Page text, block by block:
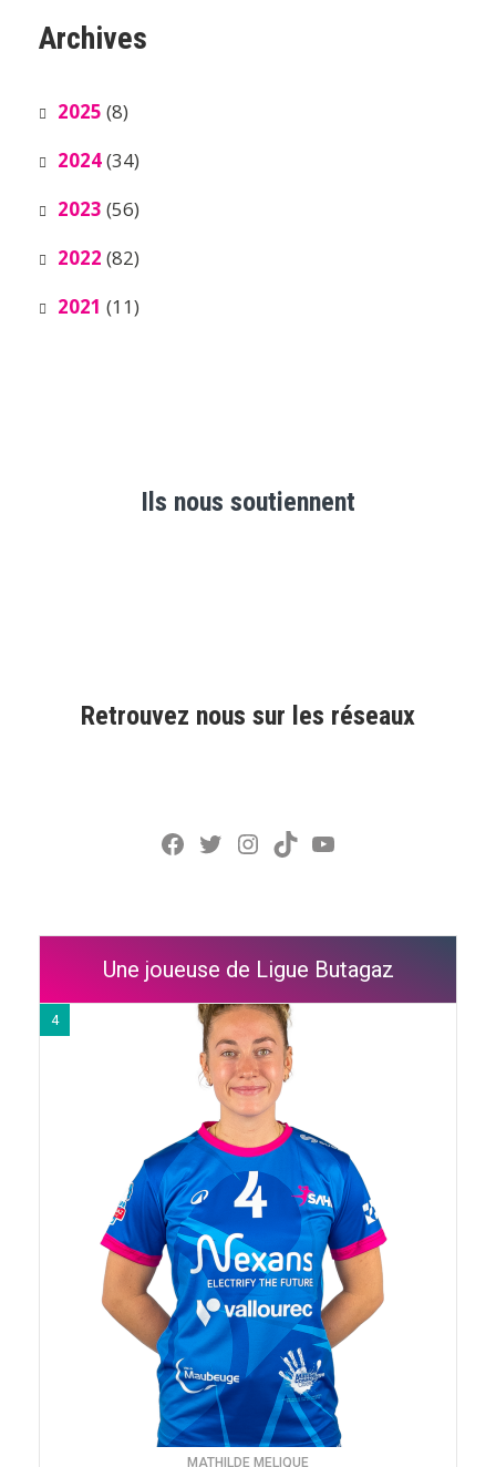
Archives
2025 (8)
2024(34)
2023 (56)
2022 (82)
2021 (11)
Ils nous soutiennent
Retrouvez nous sur les réseaux
Facebook
Twitter
Instagram
TikTokYouTube
Une joueuse de Ligue Butagaz
4
MATHILDE MELIQUE